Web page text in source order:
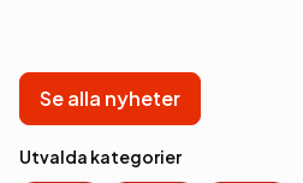
Se alla nyheter
Utvalda kategorier